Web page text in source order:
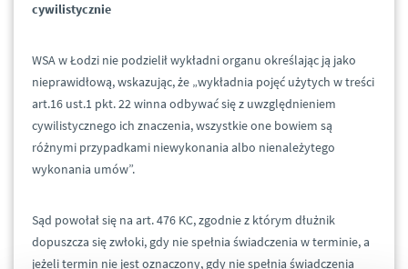
cywilistycznie
WSA w Łodzi nie podzielił wykładni organu określając ją jako
nieprawidłową, wskazując, że „wykładnia pojęć użytych w treści
art.16 ust.1 pkt. 22 winna odbywać się z uwzględnieniem
cywilistycznego ich znaczenia, wszystkie one bowiem są
różnymi przypadkami niewykonania albo nienależytego
wykonania umów”.
Sąd powołał się na art. 476 KC, zgodnie z którym dłużnik
dopuszcza się zwłoki, gdy nie spełnia świadczenia w terminie, a
jeżeli termin nie jest oznaczony, gdy nie spełnia świadczenia